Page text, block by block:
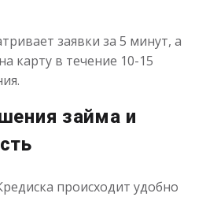
заявки за 5 минут, а
карту в течение 10-15
займа и
происходит удобно